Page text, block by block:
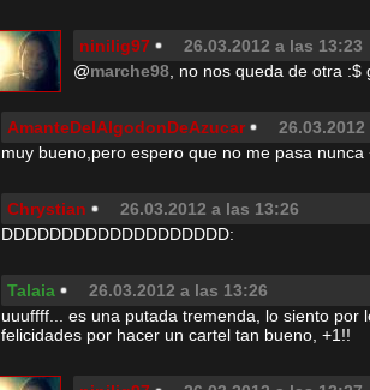
ninilig97 26.03.2012 a las 13:23
@marche98 , no nos queda de otra
AmanteDelAlgodonDeAzucar
muy bueno,pero espero que no me pasa nunca
Chrystian 26.03.2012 a las 13:26
DDDDDDDDDDDDDDDDDDD:
Talaia 26.03.2012 a las 13:26
uuuffff... es una putada tremenda, lo siento por
felicidades por hacer un cartel tan bueno, +1!!